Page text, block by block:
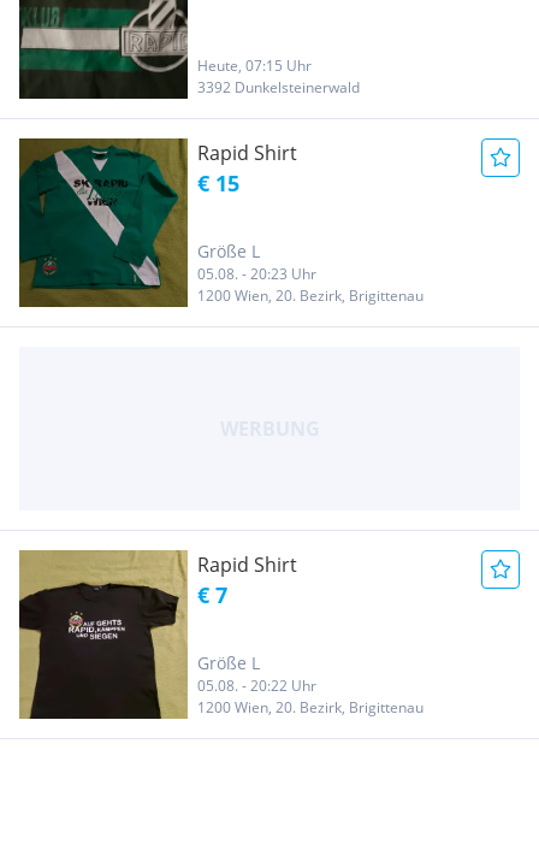
Heute, 07:15 Uhr
3392 Dunkelsteinerwald
Rapid Shirt
€ 15
Größe L
05.08. - 20:23 Uhr
1200 Wien, 20. Bezirk, Brigittenau
Rapid Shirt
€ 7
Größe L
05.08. - 20:22 Uhr
1200 Wien, 20. Bezirk, Brigittenau